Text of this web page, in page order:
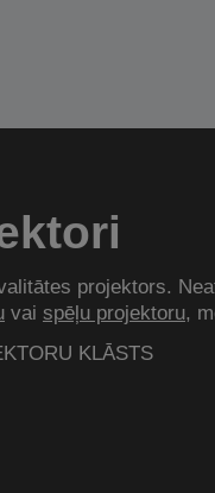
projektors.
vai spēļu projektoru,
KLĀSTS